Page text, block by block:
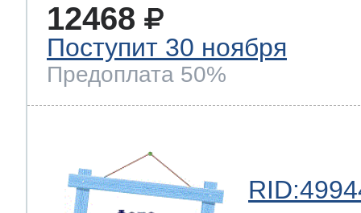
12468
Поступит 30 ноября
Предоплата 50%